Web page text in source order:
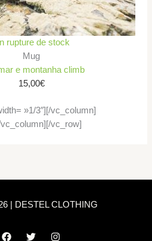
rupture de stock
Mug
e montanha climb
15,00€
»1/3″][/vc_column]
vc_row]
| DESTEL CLOTHING